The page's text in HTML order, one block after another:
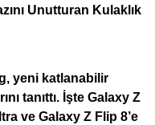
Unutturan Kulaklık
yeni katlanabilir
tanıttı. İşte Galaxy Z
ve Galaxy Z Flip 8’e